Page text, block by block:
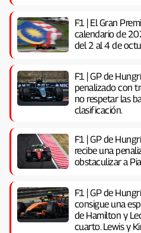
F1 | El Gran
calendario de
del 2 al 4 de
F1 | GP de
penalizado con
no respetar las
clasificación.
F1 | GP de
recibe una
obstaculizar a
F1 | GP de
consigue una
de Hamilton y
cuarto. Lewis y